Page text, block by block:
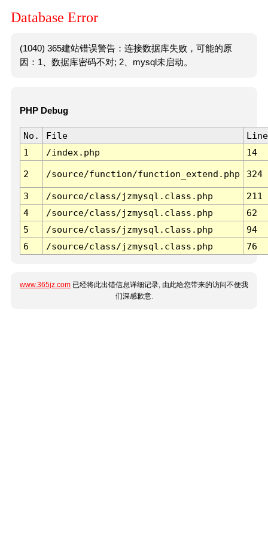
Database Error
(1040) 365建站错误警告：连接数据库失败，可能的原
因：1、数据库密码不对; 2、mysql未启动。
PHP Debug
No. File
Line
1
/index.php 14
2 /source/function/function_extend.php 324
3 /source/class/jzmysql.class.php
211
4
/source/class/jzmysql.class.php
62
5
/source/class/jzmysql.class.php
94
6
/source/class/jzmysql.class.php 76
www.365jz.com 已经将此出错信息详细记录, 由此给您带来的访问不便我
们深感歉意.